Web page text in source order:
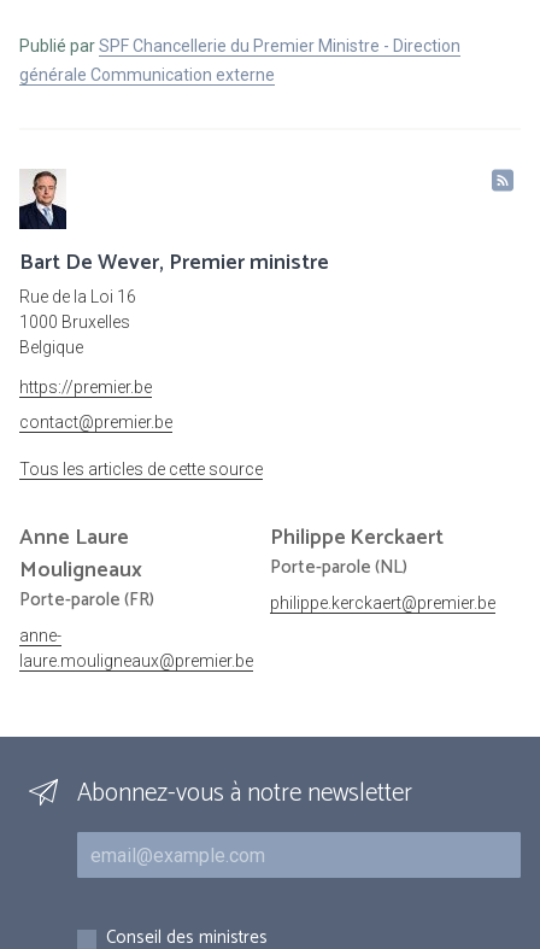
Publié parSPF Chancellerie du Premier Ministre - Direction
générale Communication externe
Bart De Wever, Premier ministre
Rue de la Loi 16
1000 Bruxelles
Belgique
https://premier.be
contact@premier.be
Tous les articles de cette source
Anne Laure
Mouligneaux
Porte-parole (FR)
anne-
laure.mouligneaux@premier.be
Philippe Kerckaert
Porte-parole (NL)
philippe.kerckaert@premier.be
Abonnez-vous à notre newsletter
Courriel
Inscriptions
Conseil des ministres